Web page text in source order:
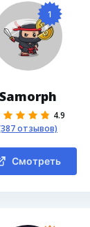
1
Samorph
4.9
отзывов)
Смотреть